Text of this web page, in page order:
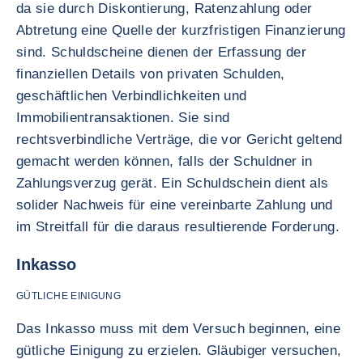
da sie durch Diskontierung, Ratenzahlung oder
Abtretung eine Quelle der kurzfristigen Finanzierung
sind. Schuldscheine dienen der Erfassung der
finanziellen Details von privaten Schulden,
geschäftlichen Verbindlichkeiten und
Immobilientransaktionen. Sie sind
rechtsverbindliche Verträge, die vor Gericht geltend
gemacht werden können, falls der Schuldner in
Zahlungsverzug gerät. Ein Schuldschein dient als
solider Nachweis für eine vereinbarte Zahlung und
im Streitfall für die daraus resultierende Forderung.
Inkasso
GÜTLICHE EINIGUNG
Das Inkasso muss mit dem Versuch beginnen, eine
gütliche Einigung zu erzielen. Gläubiger versuchen,